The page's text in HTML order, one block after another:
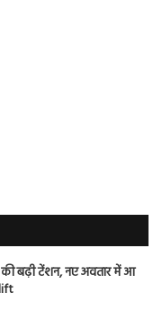
बढ़ी टेंशन, नए अवतार में आ